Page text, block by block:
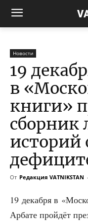
Новости
19
в
книги»
сборник
историй
От Редакция VATNIKSTAN -
19 декаб­ря в
Арба­те прой­дёт